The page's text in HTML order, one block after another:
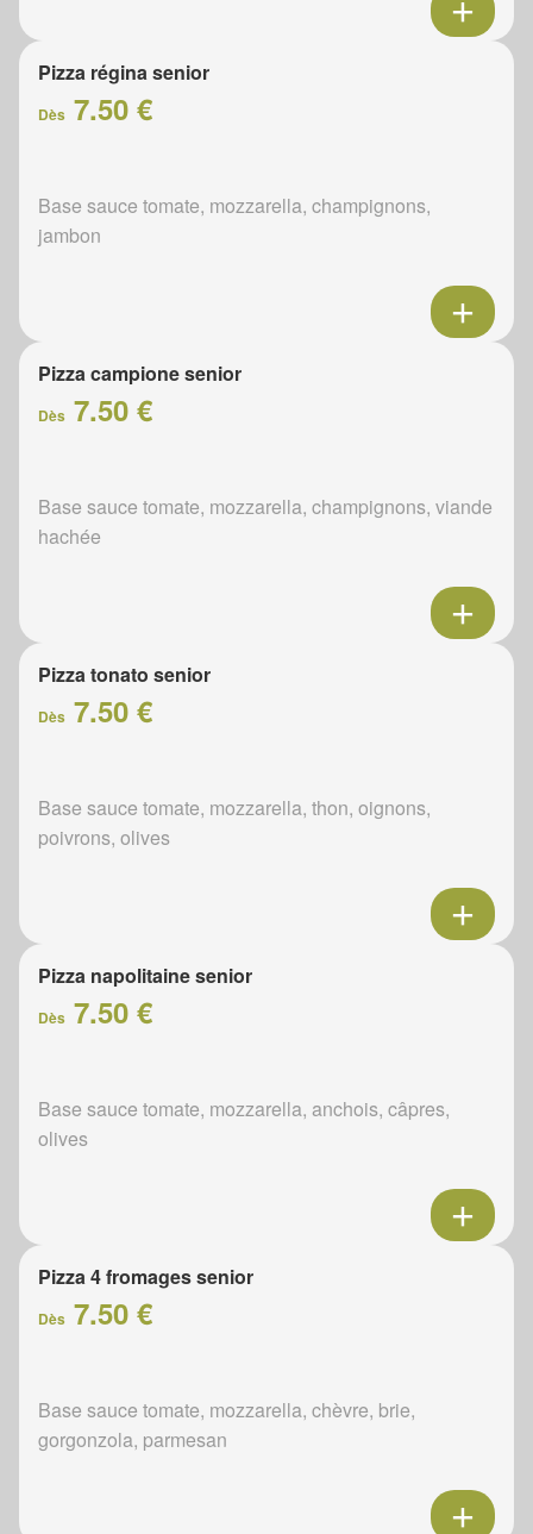
Pizza régina senior
Dès 7.50 €
Base sauce tomate, mozzarella, champignons,
jambon
Pizza campione senior
Dès 7.50 €
Base sauce tomate, mozzarella, champignons, viande
hachée
Pizza tonato senior
Dès 7.50 €
Base sauce tomate, mozzarella, thon, oignons,
poivrons, olives
Pizza napolitaine senior
Dès 7.50 €
Base sauce tomate, mozzarella, anchois, câpres,
olives
Pizza 4 fromages senior
Dès 7.50 €
Base sauce tomate, mozzarella, chèvre, brie,
gorgonzola, parmesan